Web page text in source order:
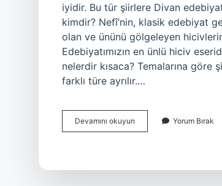
iyidir. Bu tür şiirlere Divan
kimdir? Nefî’nin, klasik edebiyat
olan ve ününü gölgeleyen
Edebiyatımızın en ünlü hiciv
nelerdir kısaca? Temalarına
farklı türe ayrılır.…
Devamını okuyun
Içerikli
Yorum Bırak